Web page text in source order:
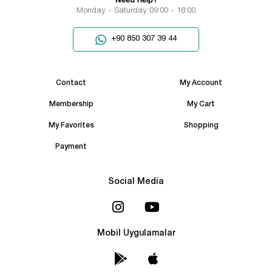
Monday - Saturday 09:00 - 18:00
+90 850 307 39 44
Contact My Account
Membership My Cart
My Favorites Shopping
Payment
Social Media
Mobil Uygulamalar